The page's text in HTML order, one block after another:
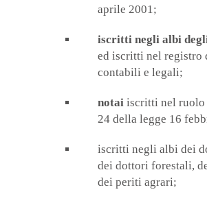
aprile 2001;
iscritti negli albi
ed iscritti nel registro
contabili e legali;
notai iscritti nel ruolo
24 della legge 16
iscritti negli albi dei
dei dottori forestali,
dei periti agrari;